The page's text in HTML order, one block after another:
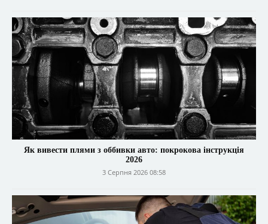
Як вивести плями з оббивки авто: покрокова інструкція
2026
3 Серпня 2026 08:58